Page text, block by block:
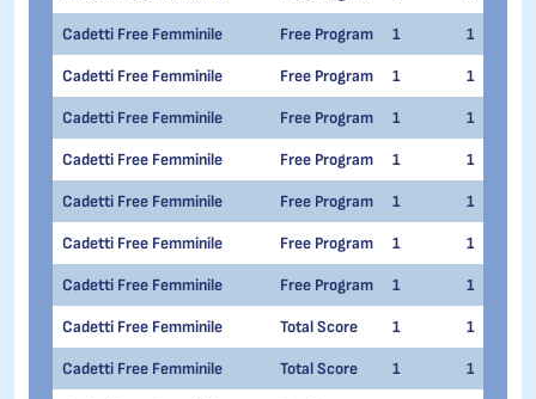
Cadetti Free Femminile Free Program 1 1
Cadetti Free Femminile Free Program 1 1
Cadetti Free Femminile Free Program 1 1
Cadetti Free Femminile Free Program 1 1
Cadetti Free Femminile Free Program 1 1
Cadetti Free Femminile Free Program 1 1
Cadetti Free Femminile Free Program 1 1
Cadetti Free Femminile Total Score 1 1
Cadetti Free Femminile Total Score 1 1